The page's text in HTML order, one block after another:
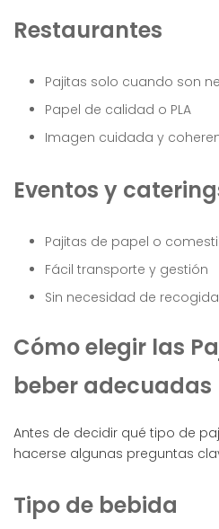
Restaurantes
Pajitas solo cuando son
Papel de calidad o PLA
Imagen cuidada y
Eventos y
Pajitas de papel o
Fácil transporte y gestión
Sin necesidad de
Cómo elegir las
beber adecuadas
Antes de decidir qué tipo de
hacerse algunas preguntas
Tipo de bebida